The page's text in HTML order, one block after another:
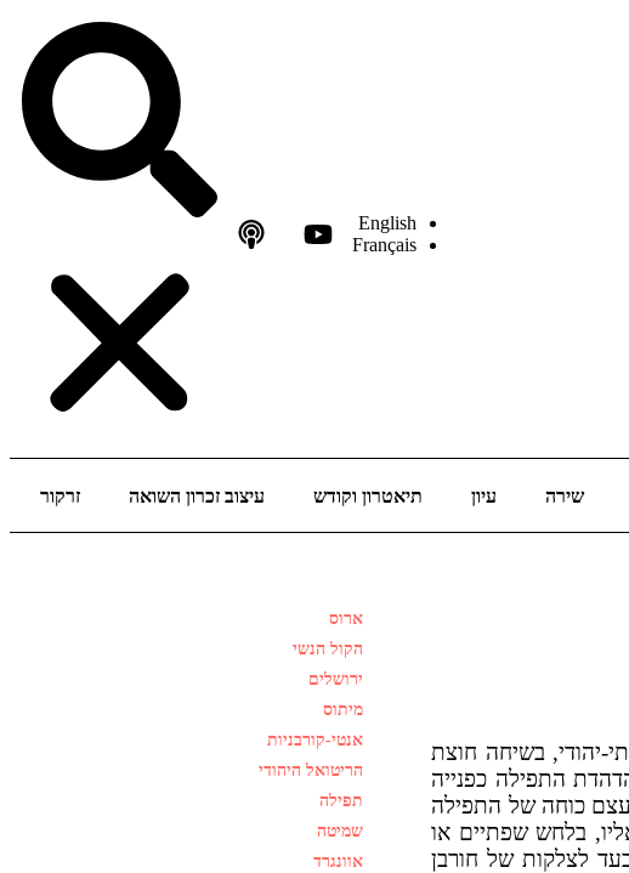
English
Français
שירה עיון תיאטרון וקודש עיצוב זכרון השואה זרקור
יהודי, בשיחה חוצת
התפילה כפנייה
כוחה של התפילה
בלחש שפתיים או
לצלקות של חורבן
ארוס
הקול הנשי
ירושלים
מיתוס
אנטי-קורבניות
הריטואל היהודי
תפילה
שמיטה
אוונגרד